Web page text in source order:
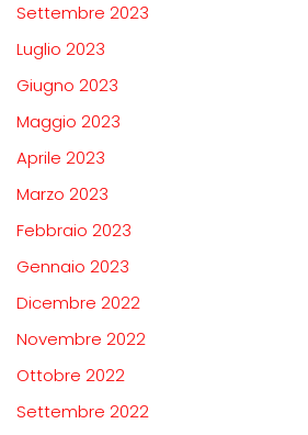
Settembre 2023
Luglio 2023
Giugno 2023
Maggio 2023
Aprile 2023
Marzo 2023
Febbraio 2023
Gennaio 2023
Dicembre 2022
Novembre 2022
Ottobre 2022
Settembre 2022